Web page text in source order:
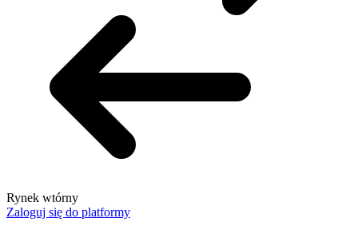
Rynek wtórny
Zaloguj się do platformy